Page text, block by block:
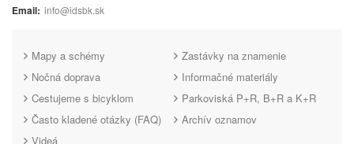
Email: info@idsbk.sk
Mapy a schémy
Zastávky na znamenie
Nočná doprava
Informačné materiály
Cestujeme s bicyklom
Parkoviská P+R, B+R a K+R
Často kladené otázky (FAQ)
Archív oznamov
Videá